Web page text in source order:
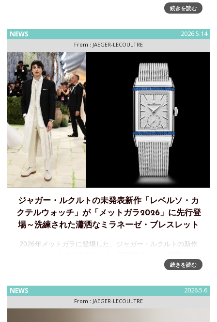
技、技術的な創意工夫の融合～特別な展示をミラノ・デザイ
期間中、ジャガー・ルクルトは、一分一分を刻み、日々を紡
続きを読む
NEWS 2026.5.14
From : JAEGER-LECOULTRE
ジャガー・ルクルトの未発表新作「レベルソ・カ
クテルウォッチ」が「メットガラ2026」に先行登
場～洗練された瀟洒なミラネーゼ・ブレスレット
2026年メットガラに登場した、ジャガー・ルクルトの新作
ジャガー・ルクルトは新作「レベルソ・カクテルウォッチ」
イムピー
続きを読む
NEWS 2026.5.6
From : JAEGER-LECOULTRE